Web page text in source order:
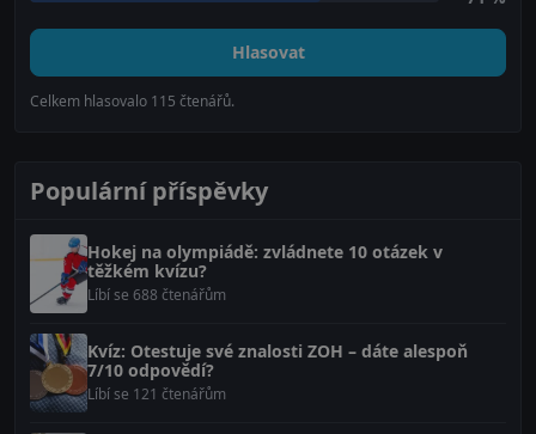
Hlasovat
Celkem hlasovalo 115 čtenářů.
Populární příspěvky
Hokej na olympiádě: zvládnete 10 otázek v
těžkém kvízu?
Líbí se 688 čtenářům
Kvíz: Otestuje své znalosti ZOH – dáte alespoň
7/10 odpovědí?
Líbí se 121 čtenářům